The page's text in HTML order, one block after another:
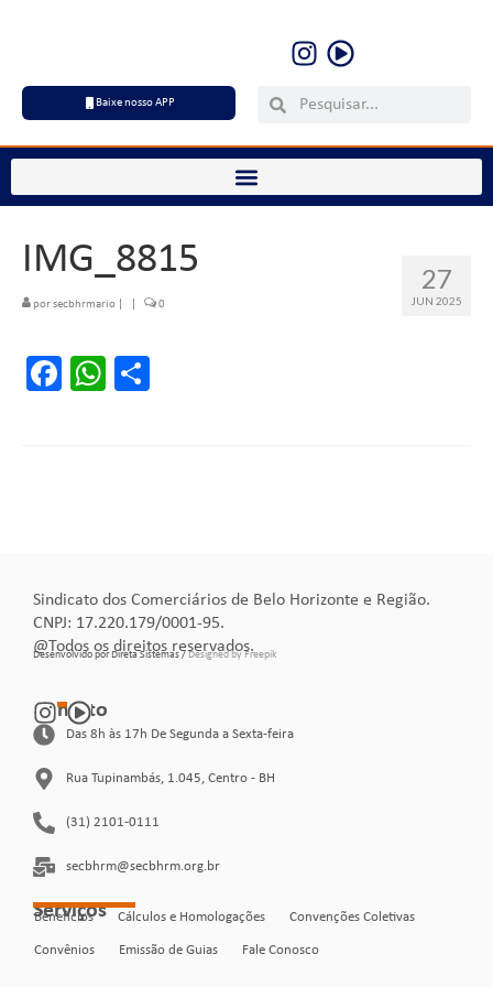
Baixe nosso APP
27
JUN 2025
IMG_8815
porsecbhrmario 0
Facebook
WhatsApp
Sindicato dos Comerciários de Belo Horizonte e Região.
CNPJ: 17.220.179/0001-95.
@Todos os direitos reservados.
Desenvolvido por Direta Sistemas /Designed by Freepik
Contato
Das 8h às 17h De Segunda a Sexta-feira
Rua Tupinambás, 1.045, Centro - BH
(31) 2101-0111
secbhrm@secbhrm.org.br
Serviços
Benefícios Cálculos e Homologações Convenções Coletivas
Convênios Emissão de Guias Fale Conosco